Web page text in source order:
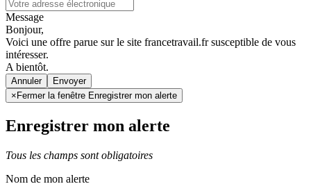
Message
Bonjour,
Voici une offre parue sur le site francetravail.fr susceptible de vous
intéresser.
A bientôt.
Annuler
× Fermer la fenêtre Enregistrer mon alerte
Enregistrer mon alerte
Tous les champs sont obligatoires
Nom de mon alerte